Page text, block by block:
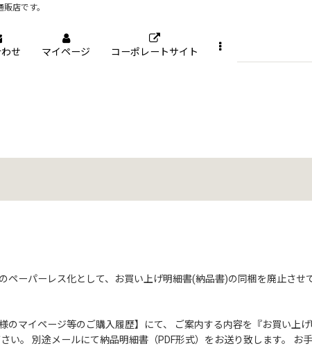
店です。
せ マイページ コーポレートサイト
絞り込む
ーパーレス化として、お買い上げ明細書(納品書)の同梱を廃止さ
のマイページ等のご購入履歴】にて、 ご案内する内容を『お買い上
い。 別途メールにて納品明細書（PDF形式）をお送り致します。